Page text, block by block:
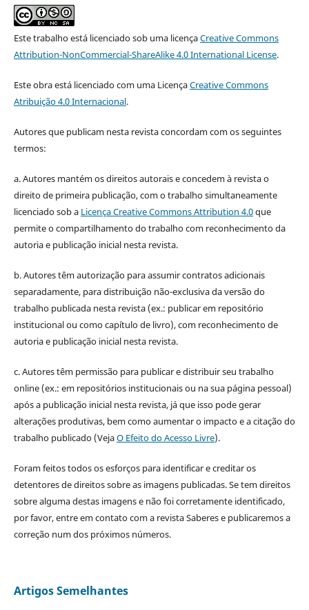
Este trabalho está licenciado sob uma licençaCreative Commons
Attribution-NonCommercial-ShareAlike 4.0 International License.
Este obra está licenciado com uma LicençaCreative Commons
Atribuição 4.0 Internacional.
Autores que publicam nesta revista concordam com os seguintes
termos:
a. Autores mantém os direitos autorais e concedem à revista o
direito de primeira publicação, com o trabalho simultaneamente
licenciado sob a Licença Creative Commons Attribution 4.0que
permite o compartilhamento do trabalho com reconhecimento da
autoria e publicação inicial nesta revista.
b. Autores têm autorização para assumir contratos adicionais
separadamente, para distribuição não-exclusiva da versão do
trabalho publicada nesta revista (ex.: publicar em repositório
institucional ou como capítulo de livro), com reconhecimento de
autoria e publicação inicial nesta revista.
c. Autores têm permissão para publicar e distribuir seu trabalho
online (ex.: em repositórios institucionais ou na sua página pessoal)
após a publicação inicial nesta revista, já que isso pode gerar
alterações produtivas, bem como aumentar o impacto e a citação do
trabalho publicado (VejaO Efeito do Acesso Livre).
Foram feitos todos os esforços para identificar e creditar os
detentores de direitos sobre as imagens publicadas. Se tem direitos
sobre alguma destas imagens e não foi corretamente identificado,
por favor, entre em contato com a revista Saberes e publicaremos a
correção num dos próximos números.
Artigos Semelhantes